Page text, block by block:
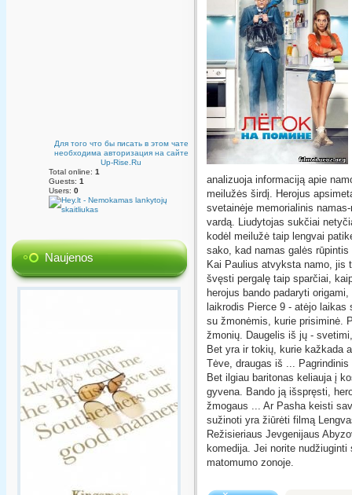
Для того что бы писать в этом чате
необходима авторизация на сайте
Up-Rise.Ru
Total online: 1
Guests: 1
Users: 0
Naujenos
analizuoja informaciją apie
meilužės širdį. Herojus
svetainėje memorialinis
vardą. Liudytojas sukčiai
kodėl meilužė taip lengvai
sako, kad namas galės rūpintis
Kai Paulius atvyksta namo, jis
švęsti pergalę taip sparčiai,
herojus bando padaryti
laikrodis Pierce 9 - atėjo
su žmonėmis, kurie prisiminė.
žmonių. Daugelis iš jų -
Bet yra ir tokių, kurie kažkada
Tėve, draugas iš ...
Bet ilgiau baritonas keliauja į
gyvena. Bando ją išspręsti,
žmogaus ... Ar Pasha keisti
sužinoti yra žiūrėti filmą
Režisieriaus Jevgenijaus
komedija. Jei norite
matomumo zonoje.